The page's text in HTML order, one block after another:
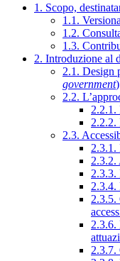
1. Scopo,
1.1.
1.2.
1.3.
2. Introduzione al
2.1. Design
government)
2.2.
2.2.1.
2.2.2.
2.3.
2.3.1.
2.3.2.
2.3.3.
2.3.4.
2.3.5.
2.3.6.
2.3.7.